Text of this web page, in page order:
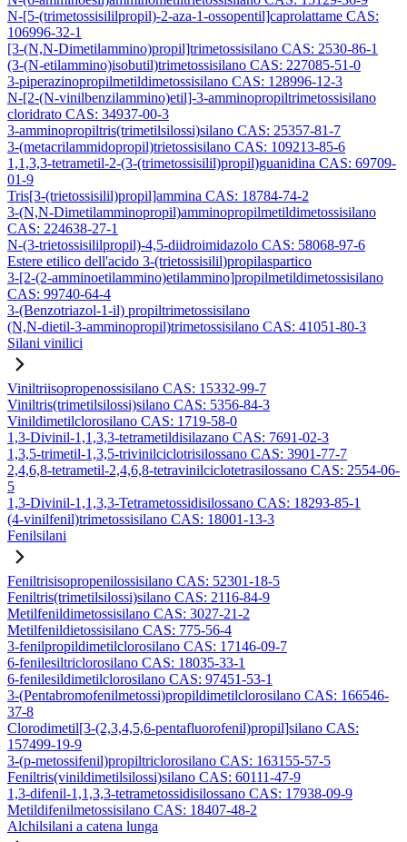
N-[5-(trimetossisililpropil)-2-aza-1-ossopentil]caprolattame CAS:
106996-32-1
[3-(N,N-Dimetilammino)propil]trimetossisilano CAS: 2530-86-1
(3-(N-etilammino)isobutil)trimetossisilano CAS: 227085-51-0
3-piperazinopropilmetildimetossisilano CAS: 128996-12-3
N-[2-(N-vinilbenzilammino)etil]-3-amminopropiltrimetossisilano
cloridrato CAS: 34937-00-3
3-amminopropiltris(trimetilsilossi)silano CAS: 25357-81-7
3-(metacrilammidopropil)trietossisilano CAS: 109213-85-6
1,1,3,3-tetrametil-2-(3-(trimetossisilil)propil)guanidina CAS: 69709-
01-9
Tris[3-(trietossisilil)propil]ammina CAS: 18784-74-2
3-(N,N-Dimetilamminopropil)amminopropilmetildimetossisilano
CAS: 224638-27-1
N-(3-trietossisililpropil)-4,5-diidroimidazolo CAS: 58068-97-6
Estere etilico dell'acido 3-(trietossisilil)propilaspartico
3-[2-(2-amminoetilammino)etilammino]propilmetildimetossisilano
CAS: 99740-64-4
3-(Benzotriazol-1-il) propiltrimetossisilano
(N,N-dietil-3-amminopropil)trimetossisilano CAS: 41051-80-3
Silani vinilici
Viniltriisopropenossisilano CAS: 15332-99-7
Viniltris(trimetilsilossi)silano CAS: 5356-84-3
Vinildimetilclorosilano CAS: 1719-58-0
1,3-Divinil-1,1,3,3-tetrametildisilazano CAS: 7691-02-3
1,3,5-trimetil-1,3,5-trivinilciclotrisilossano CAS: 3901-77-7
2,4,6,8-tetrametil-2,4,6,8-tetravinilciclotetrasilossano CAS: 2554-06-
5
1,3-Divinil-1,1,3,3-Tetrametossidisilossano CAS: 18293-85-1
(4-vinilfenil)trimetossisilano CAS: 18001-13-3
Fenilsilani
Feniltrisisopropenilossisilano CAS: 52301-18-5
Feniltris(trimetilsilossi)silano CAS: 2116-84-9
Metilfenildimetossisilano CAS: 3027-21-2
Metilfenildietossisilano CAS: 775-56-4
3-fenilpropildimetilclorosilano CAS: 17146-09-7
6-fenilesiltriclorosilano CAS: 18035-33-1
6-fenilesildimetilclorosilano CAS: 97451-53-1
3-(Pentabromofenilmetossi)propildimetilclorosilano CAS: 166546-
37-8
Clorodimetil[3-(2,3,4,5,6-pentafluorofenil)propil]silano CAS:
157499-19-9
3-(p-metossifenil)propiltriclorosilano CAS: 163155-57-5
Feniltris(vinildimetilsilossi)silano CAS: 60111-47-9
1,3-difenil-1,1,3,3-tetrametossidisilossano CAS: 17938-09-9
Metildifenilmetossisilano CAS: 18407-48-2
Alchilsilani a catena lunga